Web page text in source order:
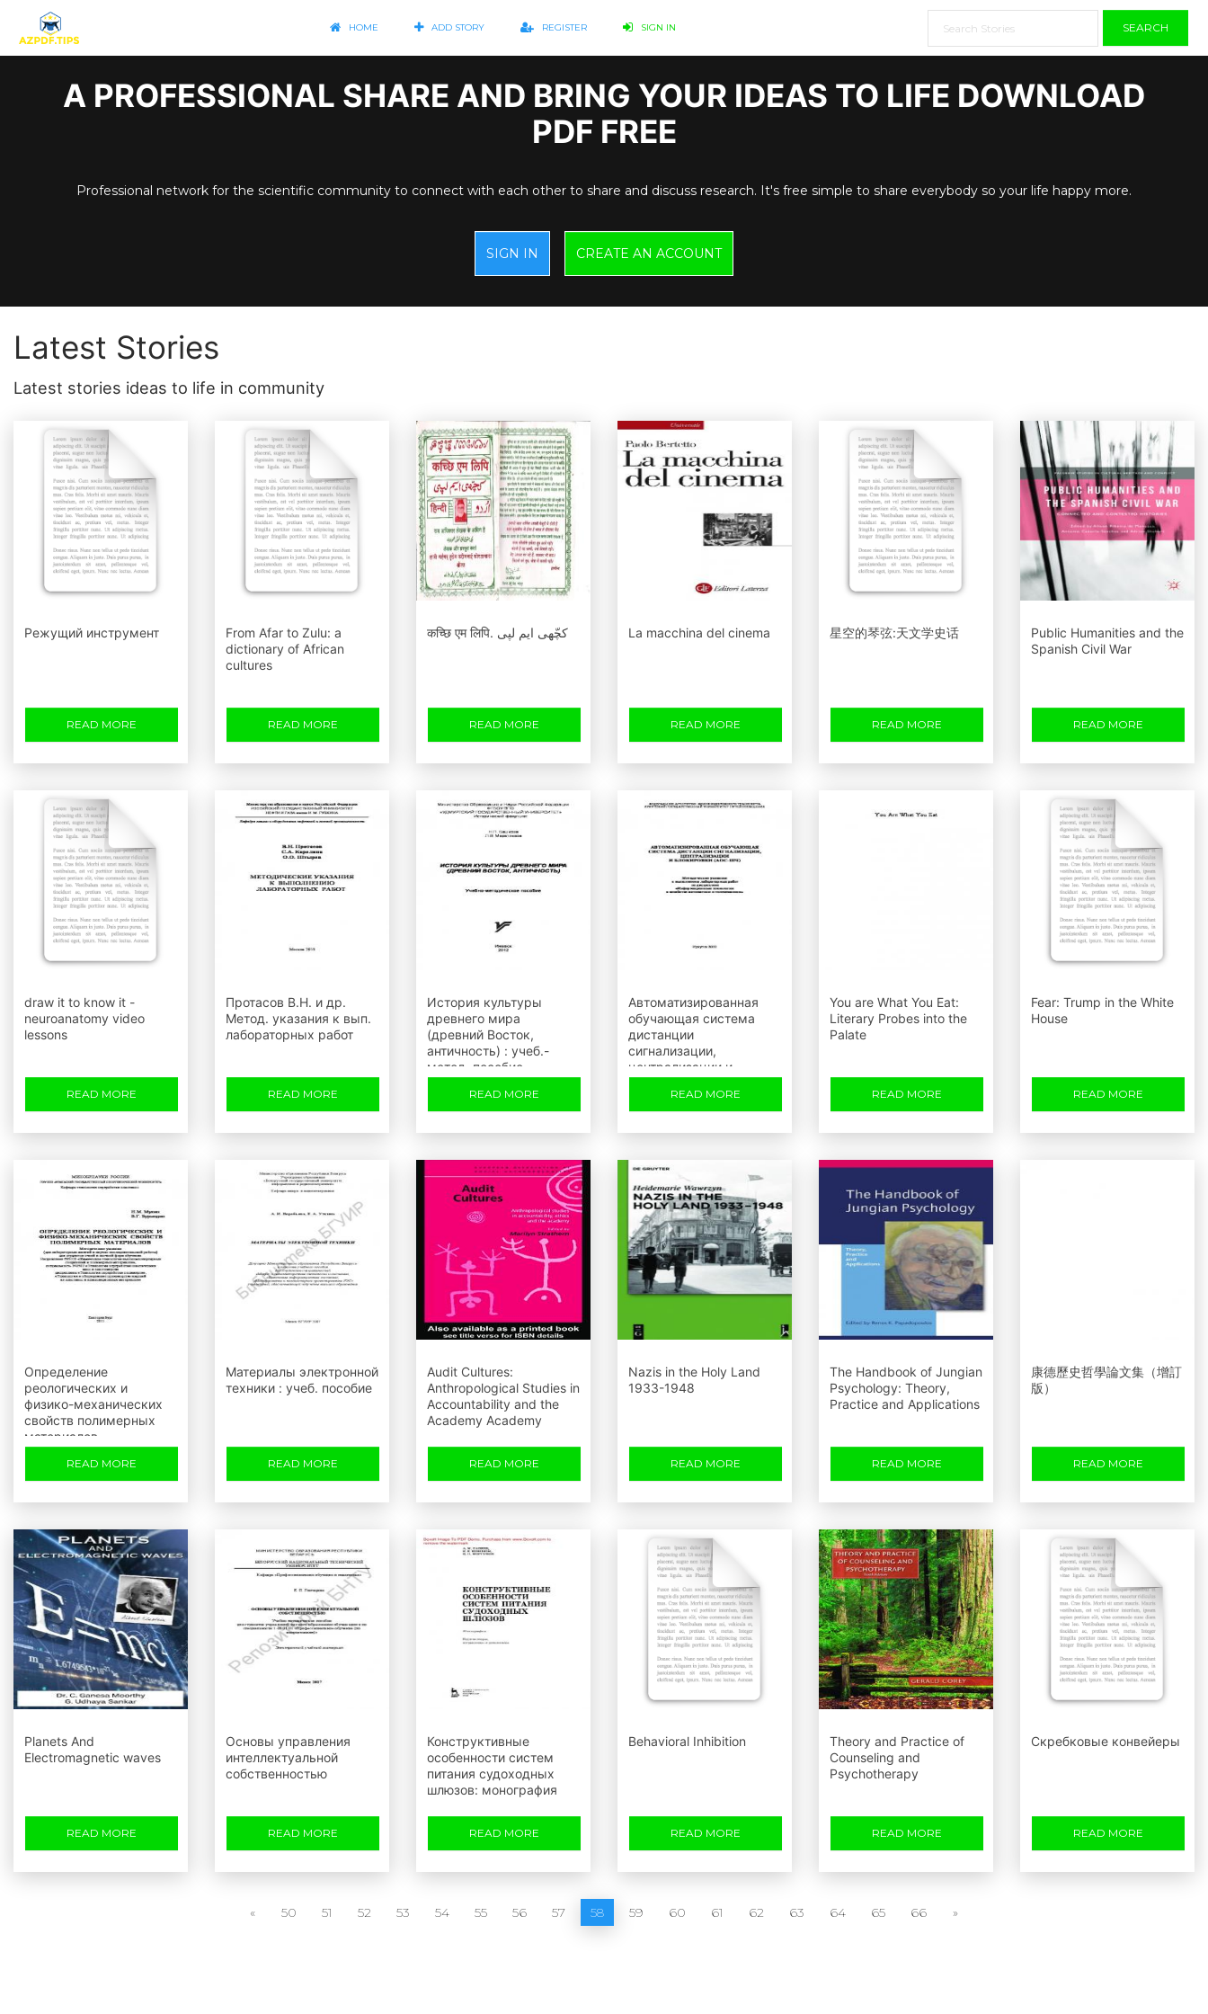
HOME ADD STORY REGISTER SIGN IN SEARCH
A PROFESSIONAL SHARE AND BRING YOUR IDEAS TO LIFE DOWNLOAD
PDF FREE
Professional network for the scientific community to connect with each other to share and discuss research. It's free simple to share everybody so your life happy more.
SIGN IN CREATE AN ACCOUNT
Latest Stories
Latest stories ideas to life in community
Режущий инструмент
READ MORE
From Afar to Zulu: a
dictionary of African
cultures
READ MORE
कच्छि एम लिपि. کچّھی ایم لپی
READ MORE
La macchina del cinema
READ MORE
星空的琴弦:天文学史话
READ MORE
Public Humanities and the
Spanish Civil War
READ MORE
draw it to know it -
neuroanatomy video
lessons
READ MORE
Протасов В.Н. и др.
Метод. указания к вып.
лабораторных работ
READ MORE
История культуры
древнего мира
(древний Восток,
античность) : учеб.-
метод. пособие
READ MORE
Автоматизированная
обучающая система
дистанции
сигнализации,
централизации и
блокировки (АОС) к
выполнению
лабораторных работ
READ MORE
You are What You Eat:
Literary Probes into the
Palate
READ MORE
Fear: Trump in the White
House
READ MORE
Определение
реологических и
физико-механических
свойств полимерных
материалов
READ MORE
Материалы электронной
техники : учеб. пособие
READ MORE
Audit Cultures:
Anthropological Studies in
Accountability and the
Academy Academy
READ MORE
Nazis in the Holy Land
1933-1948
READ MORE
The Handbook of Jungian
Psychology: Theory,
Practice and Applications
READ MORE
康德歷史哲學論文集（增訂
版）
READ MORE
Planets And
Electromagnetic waves
READ MORE
Основы управления
интеллектуальной
собственностью
READ MORE
Конструктивные
особенности систем
питания судоходных
шлюзов: монография
READ MORE
Behavioral Inhibition
READ MORE
Theory and Practice of
Counseling and
Psychotherapy
READ MORE
Скребковые конвейеры
READ MORE
« 50 51 52 53 54 55 56 57 58 59 60 61 62 63 64 65 66 »